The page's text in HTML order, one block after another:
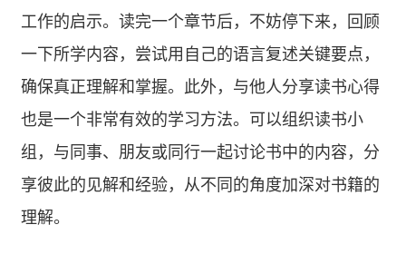
工作的启示。读完一个章节后，不妨停下来，回顾
一下所学内容，尝试用自己的语言复述关键要点，
确保真正理解和掌握。此外，与他人分享读书心得
也是一个非常有效的学习方法。可以组织读书小
组，与同事、朋友或同行一起讨论书中的内容，分
享彼此的见解和经验，从不同的角度加深对书籍的
理解。